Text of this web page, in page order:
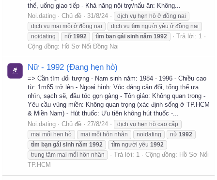
thể, uống giao tiếp - Khả năng nội trợ/nấu ăn: Không...
Noi.dating
Chủ đề 31/8/24
dịch vụ hẹn hò ở đồng nai
dịch vụ mai mối ở đồng nai
dịch vụ tìm người yêu ở đồng nai
noidating
nữ 1992 tìm bạn gái sinh năm 1992
Trả lời: 1
Cộng đồng: Hồ Sơ Nối Đồng Nai
Nữ - 1992 (Đang hẹn hò)
=> Cần tìm đối tượng - Nam sinh năm: 1984 - 1996 - Chiều cao
từ: 1m65 trở lên - Ngoại hình: Vóc dáng cân đối, tổng thể ưa
nhìn, sạch sẽ, đầu tóc gọn gàng - Tôn giáo: Không quan trọng -
Yêu cầu vùng miền: Không quan trọng (xác định sống ở TP.HCM
& Miền Nam) - Hút thuốc: Ưu tiên không hút thuốc -...
Noi.dating
Chủ đề 27/8/24
dịch vụ hẹn hò cao cấp
mai mối hẹn hò
mai mối hôn nhân noidating nữ 1992
tìm bạn gái sinh năm 1992 tìm người yêu 1992
trung tâm mai mối hôn nhân
Trả lời: 1 Cộng đồng: Hồ Sơ Nối
TP.HCM